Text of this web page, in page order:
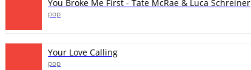
You Broke Me First - Tate McRae & Luca Schreiner
pop
Your Love Calling
pop